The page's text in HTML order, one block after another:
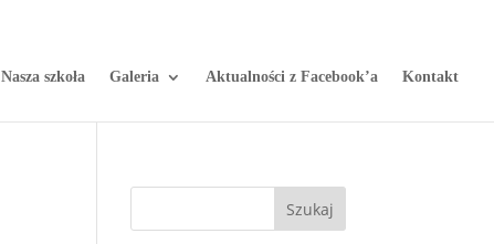
Nasza szkoła Galeria Aktualności z Facebook’a Kontakt